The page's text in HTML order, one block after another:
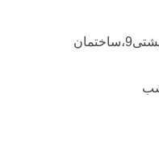
گیلان ، لاهیجان ، شیشه گران،بهشتی9،ساختمان